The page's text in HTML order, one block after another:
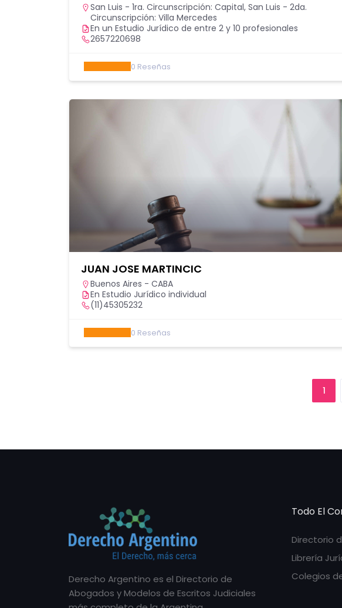
San Luis - 1ra. Circunscripción: Capital, San Luis - 2da.
Circunscripción: Villa Mercedes
En un Estudio Jurídico de entre 2 y 10 profesionales
2657220698
0 Reseñas
JUAN JOSE MARTINCIC
Buenos Aires - CABA
En Estudio Jurídico individual
(11)45305232
0 Reseñas
1
Derecho Argentino es el Directorio de
Abogados y Modelos de Escritos Judiciales
Todo El
Directorio
Librería
Colegios